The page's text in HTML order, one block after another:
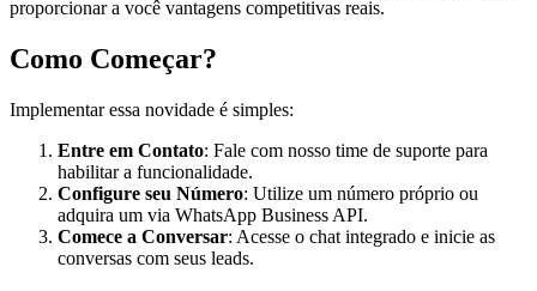
proporcionar a você vantagens competitivas reais.
Como Começar?
Implementar essa novidade é simples:
Entre em Contato: Fale com nosso time de suporte para
habilitar a funcionalidade.
Configure seu Número: Utilize um número próprio ou
adquira um via WhatsApp Business API.
Comece a Conversar: Acesse o chat integrado e inicie as
conversas com seus leads.